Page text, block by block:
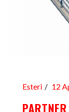
Esteri 12